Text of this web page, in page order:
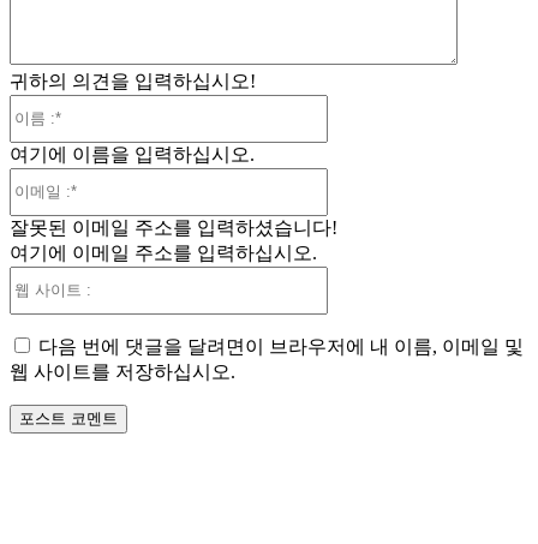
귀하의 의견을 입력하십시오!
여기에 이름을 입력하십시오.
일
잘못된 이메일 주소를 입력하셨습니다!
여기에 이메일 주소를 입력하십시오.
트
다음 번에 댓글을 달려면이 브라우저에 내 이름, 이메일 및
웹 사이트를 저장하십시오.